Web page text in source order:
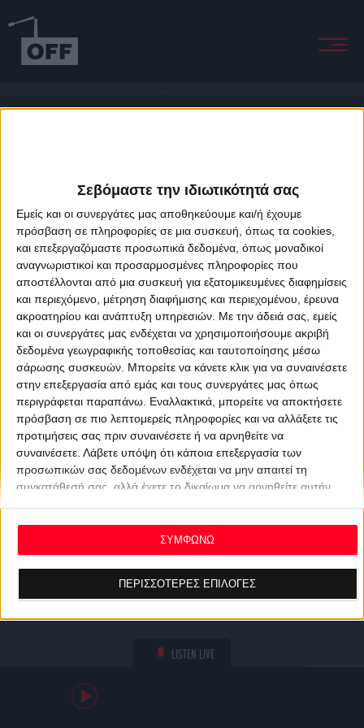
Σεβόμαστε την ιδιωτικότητά σας
Εμείς και οι συνεργάτες μας αποθηκεύουμε και/ή έχουμε
πρόσβαση σε πληροφορίες σε μια συσκευή, όπως τα cookies,
και επεξεργαζόμαστε προσωπικά δεδομένα, όπως μοναδικοί
αναγνωριστικοί και προσαρμοσμένες πληροφορίες που
αποστέλλονται από μια συσκευή για εξατομικευμένες διαφημίσεις
και περιεχόμενο, μέτρηση διαφήμισης και περιεχομένου, έρευνα
ακροατηρίου και ανάπτυξη υπηρεσιών. Με την άδειά σας, εμείς
και οι συνεργάτες μας ενδέχεται να χρησιμοποιήσουμε ακριβή
δεδομένα γεωγραφικής τοποθεσίας και ταυτοποίησης μέσω
σάρωσης συσκευών. Μπορείτε να κάνετε κλικ για να συναινέσετε
στην επεξεργασία από εμάς και τους συνεργάτες μας όπως
περιγράφεται παραπάνω. Εναλλακτικά, μπορείτε να αποκτήσετε
πρόσβαση σε πιο λεπτομερείς πληροφορίες και να αλλάξετε τις
προτιμήσεις σας πριν συναινέσετε ή να αρνηθείτε να
συναινέσετε. Λάβετε υπόψη ότι κάποια επεξεργασία των
προσωπικών σας δεδομένων ενδέχεται να μην απαιτεί τη
συγκατάθεσή σας, αλλά έχετε το δικαίωμα να αρνηθείτε αυτήν
ανακαλέσετε τη συγκατάθεσή σας ανά πάσα στιγμή
επιστρέφοντας σε αυτόν τον ιστότοπο και κάνοντας κλικ στο
κουμπί "Απορρήτου" στο κάτω μέρος της ιστοσελίδας.
ΠΕΡΙΣΣΟΤΕΡΕΣ ΕΠΙΛΟΓΕΣ
ΣΥΜΦΩΝΩ
LISTEN LIVE
About Offradio Business Class Terms & Conditions
Privacy Policy
Designed & developed byporcupine colors&Fotis Alexandrou